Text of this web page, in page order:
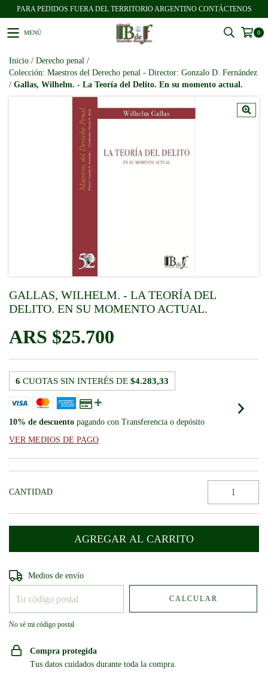
PARA PEDIDOS FUERA DEL TERRITORIO ARGENTINO CONTÁCTENOS
MENÚ 0
Inicio / Derecho penal /
Colección: Maestros del Derecho penal - Director: Gonzalo D. Fernández
/ Gallas, Wilhelm. - La Teoría del Delito. En su momento actual.
GALLAS, WILHELM. - LA TEORÍA DEL
DELITO. EN SU MOMENTO ACTUAL.
$25.700
6 CUOTAS SIN INTERÉS DE $4.283,33
10% de descuento pagando con Transferencia o depósito
VER MEDIOS DE PAGO
CANTIDAD
Entregas para el CP:
Medios de envío
CALCULAR
No sé mi código postal
Compra protegida
Tus datos cuidados durante toda la compra.